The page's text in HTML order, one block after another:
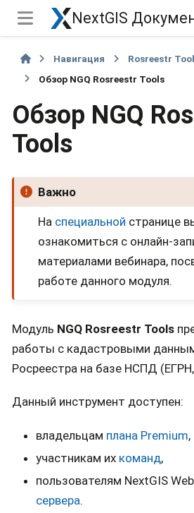
NextGIS
Навигация
Rosreestr
Обзор NGQ Rosreestr Tools
Обзор NGQ
Tools
Важно
На специальной странице
ознакомиться с онлайн-
материалами вебинара,
работе данного модуля.
Модуль NGQ Rosreestr Tools
работы с кадастровыми
Росреестра на базе НСПД
Данный инструмент доступен:
владельцам плана Premium,
участникам их команд,
пользователям NextGIS Web
сервера.